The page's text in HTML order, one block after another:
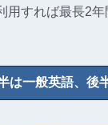
用すれば最長2
は一般英語、後